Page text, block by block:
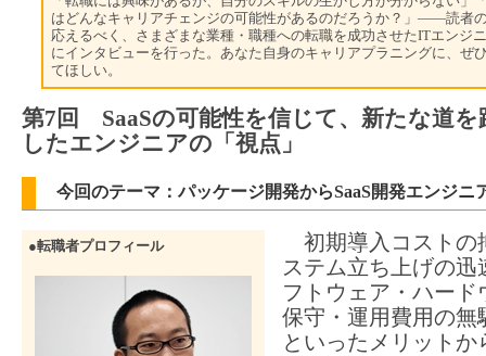
はどんなキャリアチェンジの可能性があるのだろうか？」――読者
応えるべく、さまざまな業種・職種への転職を成功させたITエンジ
にインタビューを行った。あなた自身のキャリアプラニングに、ぜ
てほしい。
第7回 SaaSの可能性を信じて、新たな道を
したエンジニアの「視点」
今回のテーマ：パッケージ開発からSaaS開発エンジニ
●転職者プロフィール
初期導入コストの
ステム立ち上げの迅
フトウェア・ハード
保守・運用費用の無
といったメリットか